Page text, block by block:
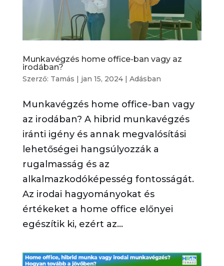
Munkavégzés home office-ban vagy az
irodában?
Szerző: Tamás | jan 15, 2024| Adásban
Munkavégzés home office-ban vagy
az irodában? A hibrid munkavégzés
iránti igény és annak megvalósítási
lehetőségei hangsúlyozzák a
rugalmasság és az
alkalmazkodóképesség fontosságát.
Az irodai hagyományokat és
értékeket a home office előnyei
egészítik ki, ezért az...